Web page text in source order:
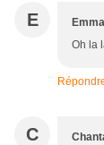
E
Oh la
C